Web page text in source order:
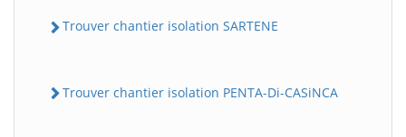
Trouver chantier isolation SARTENE
Trouver chantier isolation PENTA-Di-CASiNCA